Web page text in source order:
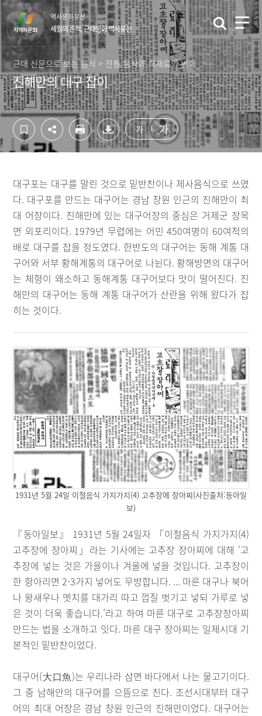
컨
텐
츠
영
역
바
로
가
기
하
단
영
역
바
로
가
기
역사문화유산
세월의 흔적, 근대문화 역사유산
근대 신문으로 보는 음식 > 전통 음식과 식재료의 변화
진해만의 대구 잡이
가 가
대구포는 대구를 말린 것으로 밑반찬이나 제사음식으로 쓰였
다. 대구포를 만드는 대구어는 경남 창원 인근의 진해만이 최
대 어장이다. 진해만에 있는 대구어장의 중심은 거제군 장목
면 외포리이다. 1979년 무렵에는 어민 450여명이 60여척의
배로 대구를 잡을 정도였다. 한반도의 대구어는 동해 계통 대
구어와 서부 황해계통의 대구어로 나뉜다. 황해방면의 대구어
는 체형이 왜소하고 동해계통 대구어보다 맛이 떨어진다. 진
해만의 대구어는 동해 계통 대구어가 산란을 위해 왔다가 잡
히는 것이다.
1931년 5월 24일 이철음식 가지가지(4) 고추장에 장아찌(사진출처:동아일
보)
『동아일보』 1931년 5월 24일자 「이철음식 가지가지(4)
고추장에 장아찌」라는 기사에는 고추장 장아찌에 대해 ‘고
추장에 넣는 것은 가을이나 겨울에 넣을 것입니다. 고추장이
한 항아리면 2-3가지 넣어도 무방합니다. ... 마른 대구나 북어
나 왕새우나 멧치를 대가리 따고 껍질 벗기고 넣되 가루로 넣
은 것이 더욱 좋습니다.’라고 하여 마른 대구로 고추장장아찌
만드는 법을 소개하고 잇다. 마른 대구 장아찌는 일제시대 기
본적인 밑반찬이었다.
대구어(大口魚)는 우리나라 삼면 바다에서 나는 물고기이다.
그 중 남해안의 대구어를 으뜸으로 친다. 조선시대부터 대구
어의 최대 어장은 경남 창원 인근의 진해만이었다. 대구어는